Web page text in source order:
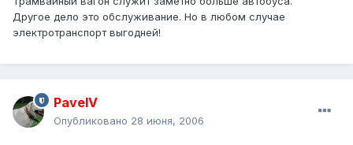
Другое дело это обслуживание. Но в любом случае
электротранспорт выгодней!
PavelV
Опубликовано 28 июня, 2006